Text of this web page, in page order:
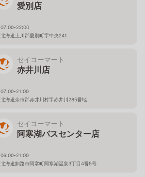
愛別店
07:00-22:00
北海道上川郡愛別町字中央241
セイコーマート
赤井川店
07:00-21:00
北海道余市郡赤井川村字赤井川285番地
セイコーマート
阿寒湖バスセンター店
06:00-21:00
北海道釧路市阿寒町阿寒湖温泉3丁目4番5号